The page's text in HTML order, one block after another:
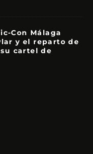
Con Málaga
y el reparto de
su cartel de